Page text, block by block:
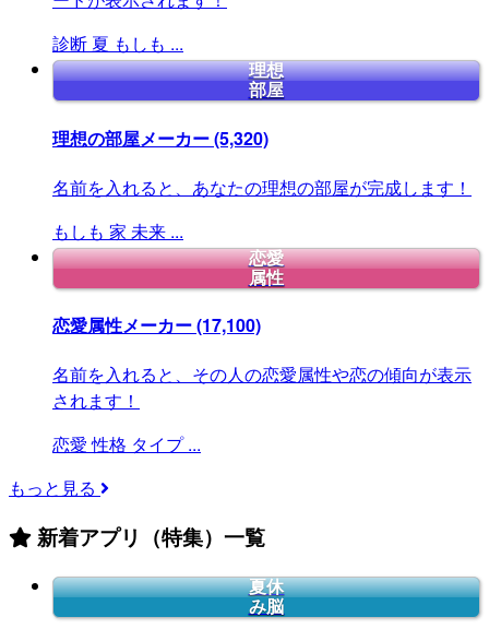
診断 夏 もしも ...
理想
部屋
理想の部屋メーカー(5,320)
名前を入れると、あなたの理想の部屋が完成します！
もしも 家 未来 ...
恋愛
属性
恋愛属性メーカー(17,100)
名前を入れると、その人の恋愛属性や恋の傾向が表示
されます！
恋愛 性格 タイプ ...
もっと見る
新着アプリ（特集）一覧
夏休
み脳